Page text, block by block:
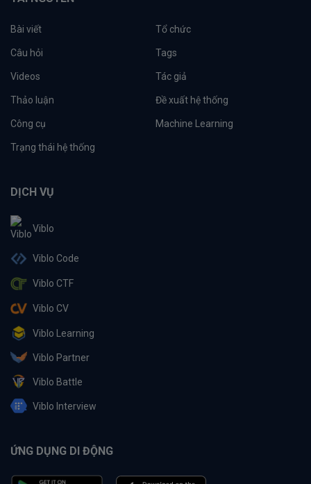
Bài viết Tổ chức
Câu hỏi Tags
Videos Tác giả
Thảo luận Đề xuất hệ thống
Công cụ Machine Learning
Trạng thái hệ thống
DỊCH VỤ
Viblo
Viblo Code
Viblo CTF
Viblo CV
Viblo Learning
Viblo Partner
Viblo Battle
Viblo Interview
ỨNG DỤNG DI ĐỘNG